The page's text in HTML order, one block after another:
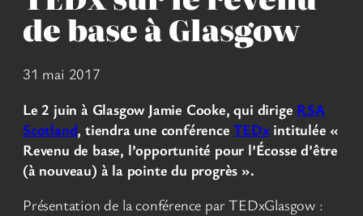
de base à Glasgow
31 mai 2017
Le 2 juin à Glasgow Jamie Cooke, qui dirige RSA
Scotland, tiendra une conférenceTEDx intitulée «
Revenu de base, l’opportunité pour l’Écosse d’être
(à nouveau) à la pointe du progrès ».
Présentation de la conférence par TEDxGlasgow :